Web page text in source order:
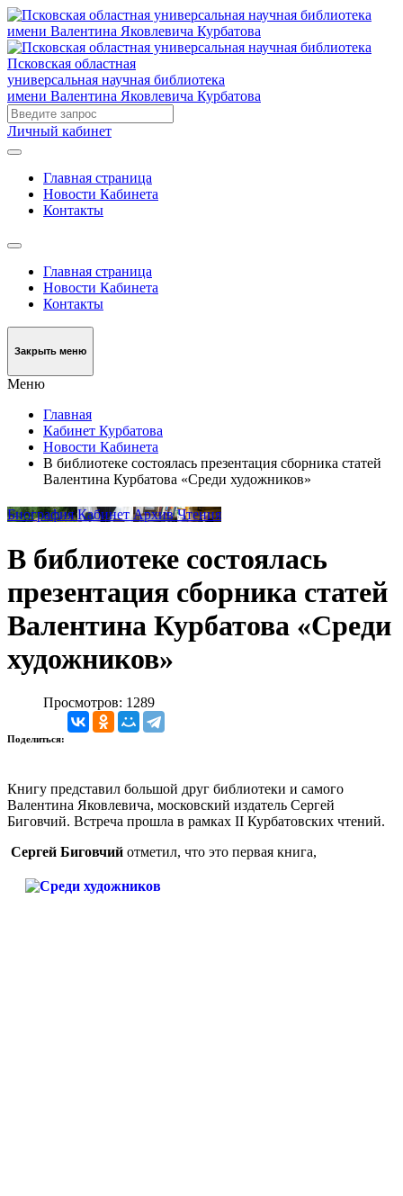
Псковская областная
универсальная научная библиотека
имени Валентина Яковлевича Курбатова
Личный кабинет
Главная страница
Новости Кабинета
Контакты
Главная страница
Новости Кабинета
Контакты
Закрыть меню
Меню
Главная
Кабинет Курбатова
Новости Кабинета
В библиотеке состоялась презентация сборника статей
Валентина Курбатова «Среди художников»
БиографияКабинетАрхивЧтения
В библиотеке состоялась
презентация сборника статей
Валентина Курбатова «Среди
художников»
Просмотров: 1289
Поделиться:
Книгу представил большой друг библиотеки и самого
Валентина Яковлевича, московский издатель Сергей
Биговчий. Встреча прошла в рамках II Курбатовских чтений.
Сергей Биговчий отметил, что это первая книга,